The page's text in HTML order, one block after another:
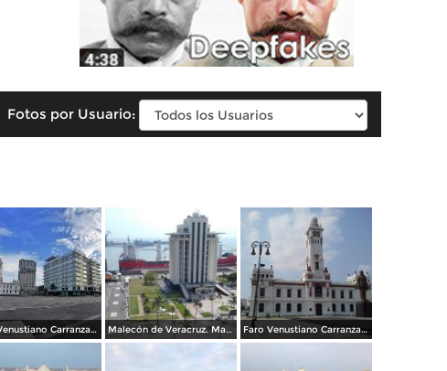
Fotos por Usuario:
Faro Venustiano Carranza y Hotel Emporio Malecón de Veracruz. Mayo/2018 Faro Venustiano Carranza. Mayo/2018